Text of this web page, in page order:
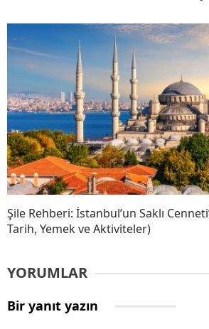
Şile Rehberi: İstanbul’un Saklı
Tarih, Yemek ve Aktiviteler)
YORUMLAR
Bir yanıt yazın